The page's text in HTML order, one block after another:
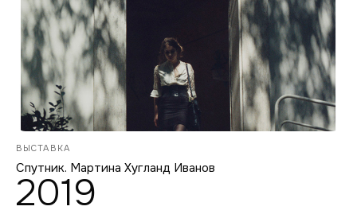
ВЫСТАВКА
Спутник. Мартина Хугланд Иванов
2019